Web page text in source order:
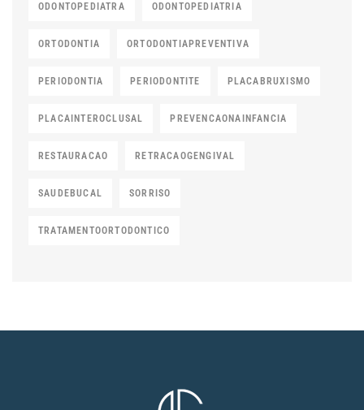
ODONTOPEDIATRA ODONTOPEDIATRIA
ORTODONTIA ORTODONTIAPREVENTIVA
PERIODONTIA PERIODONTITE PLACABRUXISMO
PLACAINTEROCLUSAL PREVENCAONAINFANCIA
RESTAURACAO RETRACAOGENGIVAL
SAUDEBUCAL SORRISO
TRATAMENTOORTODONTICO